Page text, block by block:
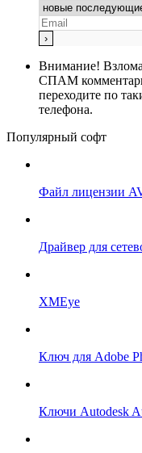
Внимание!
СПАМ
переходите по
телефона.
Популярный софт
Файл лицензии
Драйвер для
XMEye
Ключ для Adobe
Ключи Autodesk